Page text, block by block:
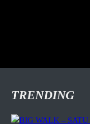
TRENDING